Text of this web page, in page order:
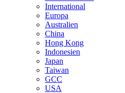
International
Europa
Australien
China
Hong Kong
Indonesien
Japan
Taiwan
GCC
USA